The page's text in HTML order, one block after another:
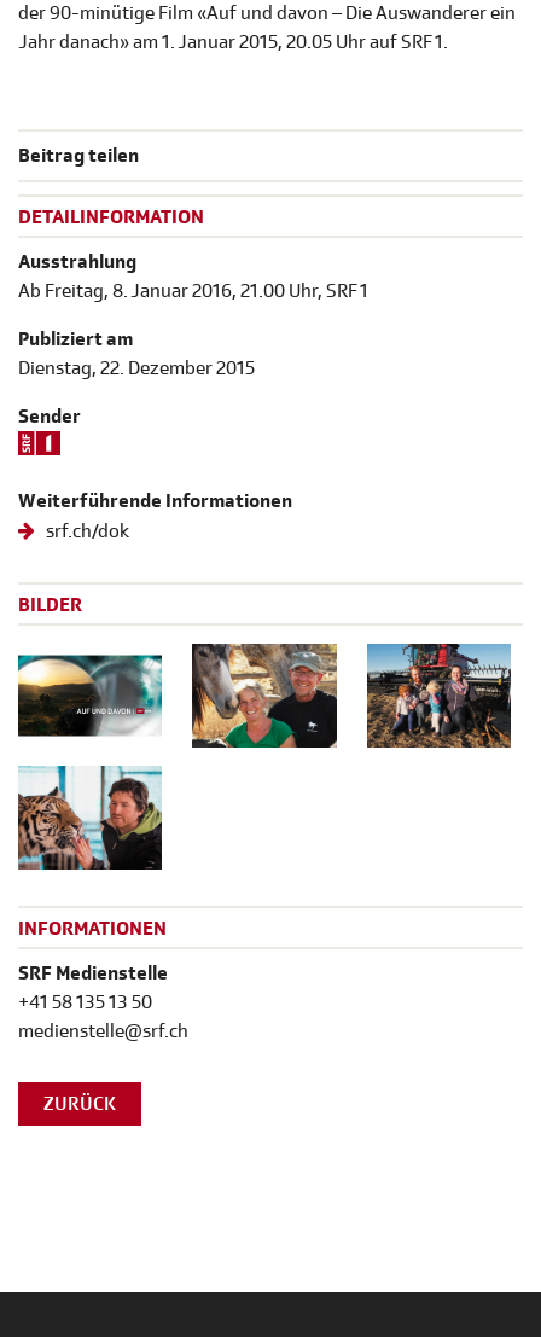
der 90-minütige Film «Auf und davon – Die Auswanderer ein
Jahr danach» am 1. Januar 2015, 20.05 Uhr auf SRF 1.
Beitrag teilen
DETAILINFORMATION
Ausstrahlung
Ab Freitag, 8. Januar 2016, 21.00 Uhr, SRF 1
Publiziert am
Dienstag, 22. Dezember 2015
Sender
Weiterführende Informationen
srf.ch/dok
BILDER
INFORMATIONEN
SRF Medienstelle
+41 58 135 13 50
medienstelle@srf.ch
ZURÜCK